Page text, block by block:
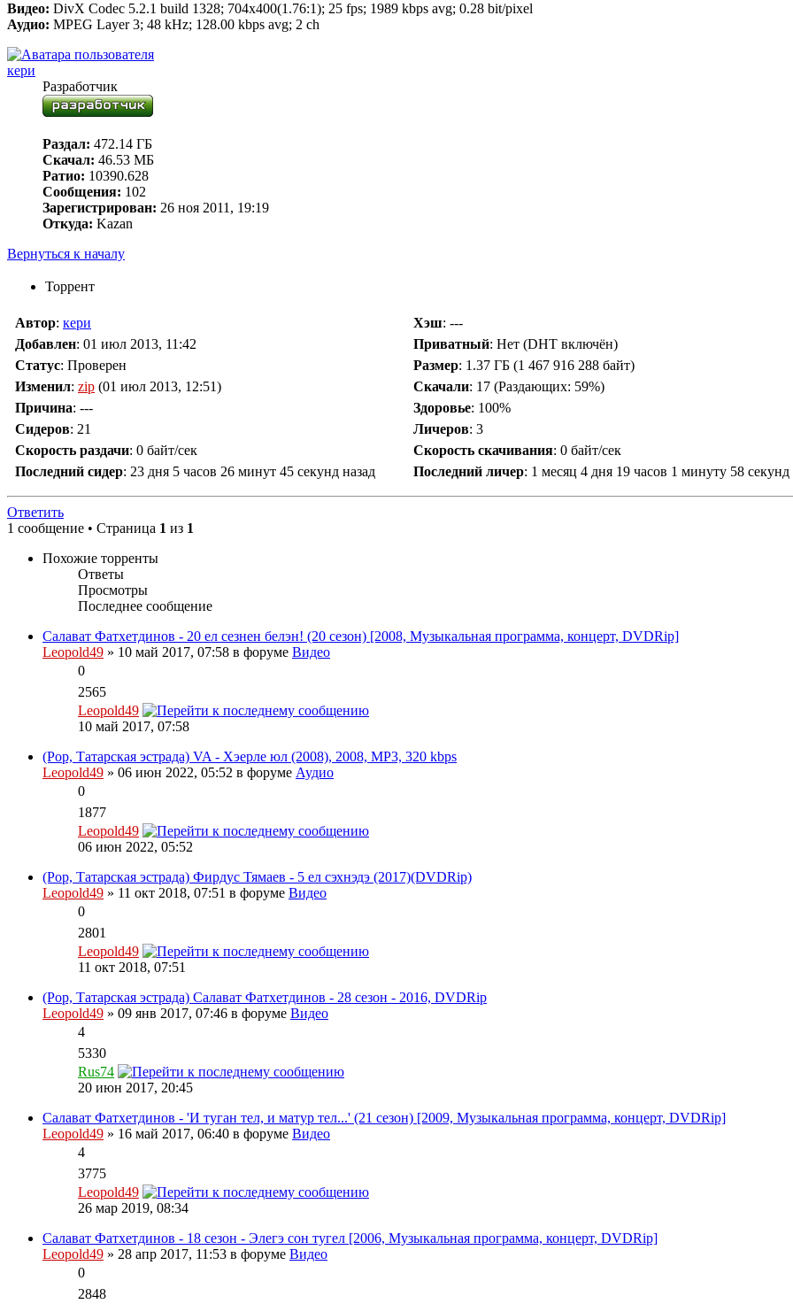
Видео: DivX Codec 5.2.1 build 1328; 704x400(1.76:1); 25 fps; 1989 kbps avg; 0.28 bit/pixel
Аудио: MPEG Layer 3; 48 kHz; 128.00 kbps avg; 2 ch
кери
Разработчик
Раздал: 472.14 ГБ
Скачал: 46.53 МБ
Ратио: 10390.628
Сообщения: 102
Зарегистрирован: 26 ноя 2011, 19:19
Откуда: Kazan
Вернуться к началу
Торрент
Автор: кери Хэш: ---
Добавлен: 01 июл 2013, 11:42 Приватный: Нет (DHT включён)
Статус: Проверен Размер: 1.37 ГБ (1 467 916 288 байт)
Изменил: zip (01 июл 2013, 12:51) Скачали: 17 (Раздающих: 59%)
Причина: --- Здоровье: 100%
Сидеров: 21 Личеров: 3
Скорость раздачи: 0 байт/сек Скорость скачивания: 0 байт/сек
Последний сидер: 23 дня 5 часов 26 минут 45 секунд назад Последний личер: 1 месяц 4 дня 19 часов 1 минуту 58 секунд
Ответить
1 сообщение • Страница 1 из 1
Похожие торренты
Ответы
Просмотры
Последнее сообщение
Салават Фатхетдинов - 20 ел сезнен белэн! (20 сезон) [2008, Музыкальная программа, концерт, DVDRip]
Leopold49 » 10 май 2017, 07:58 в форуме Видео
0
2565
Leopold49
10 май 2017, 07:58
(Pop, Татарская эстрада) VA - Хэерле юл (2008), 2008, MP3, 320 kbps
Leopold49 » 06 июн 2022, 05:52 в форуме Аудио
0
1877
Leopold49
06 июн 2022, 05:52
(Pop, Татарская эстрада) Фирдус Тямаев - 5 ел сэхнэдэ (2017)(DVDRip)
Leopold49 » 11 окт 2018, 07:51 в форуме Видео
0
2801
Leopold49
11 окт 2018, 07:51
(Pop, Татарская эстрада) Салават Фатхетдинов - 28 сезон - 2016, DVDRip
Leopold49 » 09 янв 2017, 07:46 в форуме Видео
4
5330
Rus74
20 июн 2017, 20:45
Салават Фатхетдинов - 'И туган тел, и матур тел...' (21 сезон) [2009, Музыкальная программа, концерт, DVDRip]
Leopold49 » 16 май 2017, 06:40 в форуме Видео
4
3775
Leopold49
26 мар 2019, 08:34
Салават Фатхетдинов - 18 сезон - Элегэ сон тугел [2006, Музыкальная программа, концерт, DVDRip]
Leopold49 » 28 апр 2017, 11:53 в форуме Видео
0
2848